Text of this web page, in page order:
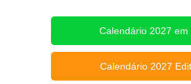
Calendário 2027 em
Calendário 2027